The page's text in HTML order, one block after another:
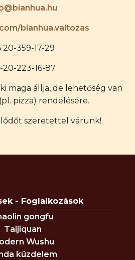
bianhua.valtozas
20-359-17-29
20-223-16-87
maga állja, de lehetőség van
pizza) rendelésére.
szeretettel várunk!
- Foglalkozások
gongfu
Taijiquan
Wushu
küzdelem